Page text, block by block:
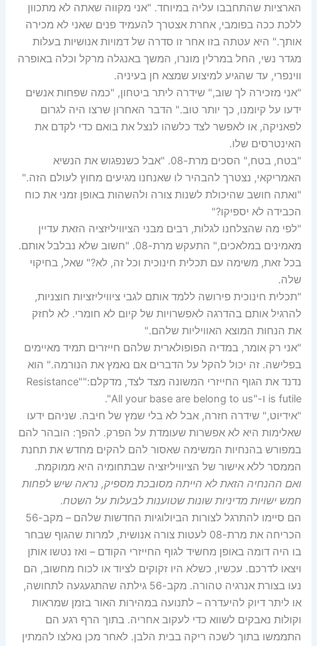
הארציות שהתחבבו עליה במיוחד. "אני מקווה שאתה לא מתכוון
ללכת ככה בפומבי, אחרת אצטרך להעמיד פנים שאני לא מכירה
אותך." היא עטתה בזו אחר זו סדרה של דמויות אנושיות בעלות
מגדר נשי, החל במרלין מונרו, המשך באנגלה מרקל וכלה באופרה
ווינפרי, עד שהגיע למיצוע שמצא חן בעיניה.
"אני מזכירה לך שוב," שידרה ליתר ביטחון, "כמה שפחות אנשים
ידעו על קיומנו, כך יותר טוב." הדבר האחרון שרצו היה לגרום
לפאניקה, או לאפשר לצד כלשהו לנצל את בואם כדי לקדם את
האינטרסים שלו.
"בטח, בטח," הסכים מרת-08. "אבל כשנפגוש את הנשיא
האמריקאי, נצטרך להבהיר לו שאנחנו מגיעים מחוץ לעולם הזה."
"ואתה חושב שהיכולת לשנות צורה ולהשהות באופן זמני את כוח
הכבידה לא יספיקו?"
"לפי מה שהצלחנו לגלות, רבים מבני הציוויליזציה הזאת עדיין
מאמינים במלאכים," התעקש מרת-08. "חשוב שלא נבלבל אותם.
בכל זאת, משימה עם תכלית חינוכית וכל זה, לא?" שאל, בחיקוי
שלה.
"תכלית חינוכית פירושה ללמד אותם לגבי ציוויליזציות חוצניות,
להרגיל אותם בהדרגה לאפשרויות של קיום לא חומרי. לא לחזק
את הנחות המוצא האוויליות שלהם."
"אני רק אומר, במדיה הפופולארית שלהם חייזרים תמיד מאיימים
בפלישה. זה יכול להקל על הדברים אם נאמץ את הנורמה." הוא
נדנד את הגוף החייזרי המשונה מצד לצד, מדקלם:""Resistance
is futile ו-"All your base are belong to us".
"אידיוט," שידרה חזרה, אבל לא בלי שמץ של חיבה. שניהם ידעו
שאלימות היא לא אפשרות שעומדת על הפרק. להפך: הובהר להם
במפורש בהנחיות המשימה שאסור להם להקים מחדש את תחנת
הממסר ללא אישור של הציוויליזציה שבתחומיה היא ממוקמת.
ואם ההנחיה הזאת לא הייתה מסובכת מספיק, נראה שיש לפחות
חמש ישויות מדיניות שונות שטוענות לבעלות על השטח.
הם סיימו להתרגל לצורות הביולוגיות החדשות שלהם – מקב-56
הכריחה את מרת-08 לעטות צורה אנושית, למרות שהגוף שבחר
בו היה דומה באופן מחשיד לגוף החייזרי הקודם – ואז נטשו אותן
ויצאו לדרכם. עכשיו, כשלא היו זקוקים לציוד או לכוח מחשוב, הם
נעו בצורת אנרגיה טהורה. מקב-56 גילתה שהתגעגעה לתחושה,
או ליתר דיוק להיעדרה – לתנועה במהירות האור בזמן שמראות
וקולות נאבקים לשווא כדי לעקוב אחריה. בתוך הרף רגע הם
התממשו בתוך לשכה ריקה בבית הלבן. לאחר מכן נאלצו להמתין